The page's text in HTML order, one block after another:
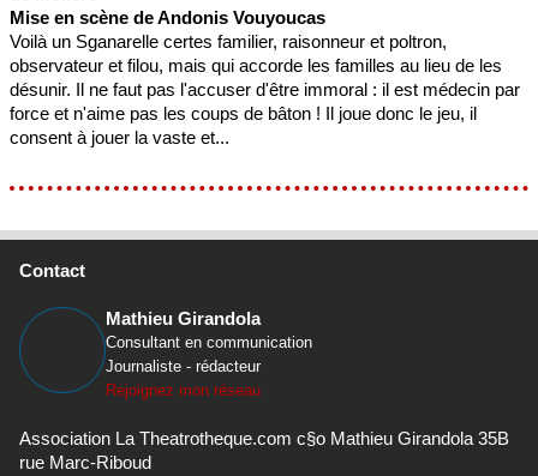
Mise en scène de Andonis Vouyoucas
Voilà un Sganarelle certes familier, raisonneur et poltron,
observateur et filou, mais qui accorde les familles au lieu de les
désunir. Il ne faut pas l'accuser d'être immoral : il est médecin par
force et n'aime pas les coups de bâton ! Il joue donc le jeu, il
consent à jouer la vaste et...
Contact
Mathieu Girandola
Consultant en communication
Journaliste - rédacteur
Rejoignez mon réseau
Association La Theatrotheque.com c§o Mathieu Girandola 35B
rue Marc-Riboud